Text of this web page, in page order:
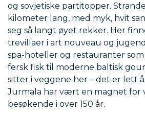
og sovjetiske partitopper.
kilometer lang, med myk, hvit
seg så langt øyet rekker. Her
trevillaer i art nouveau og
spa-hoteller og restauranter
fersk fisk til moderne baltisk
sitter i veggene her – det er lett
Jurmala har vært en magnet for
besøkende i over 150 år.